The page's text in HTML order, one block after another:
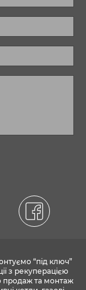
“під ключ”
з рекуперацією
продаж та монтаж